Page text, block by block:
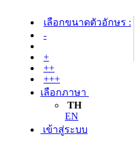
เลือกขนาดตัวอักษร :
-
+
++
+++
เลือกภาษา
TH
EN
เข้าสู่ระบบ